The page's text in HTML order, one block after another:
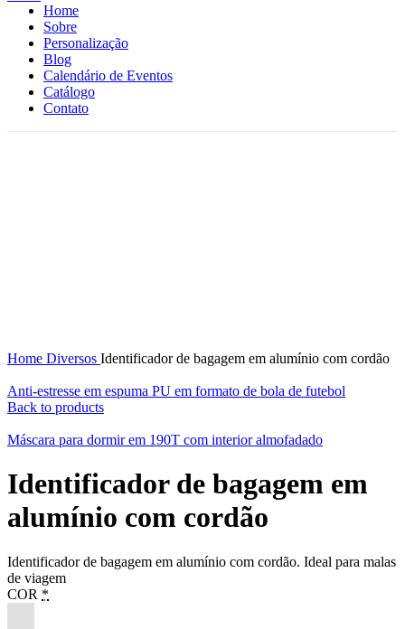
Home
Sobre
Personalização
Blog
Calendário de Eventos
Catálogo
Contato
Home Diversos Identificador de bagagem em alumínio com cordão
Anti-estresse em espuma PU em formato de bola de futebol
Back to products
Máscara para dormir em 190T com interior almofadado
Identificador de bagagem em
alumínio com cordão
Identificador de bagagem em alumínio com cordão. Ideal para malas
de viagem
COR *